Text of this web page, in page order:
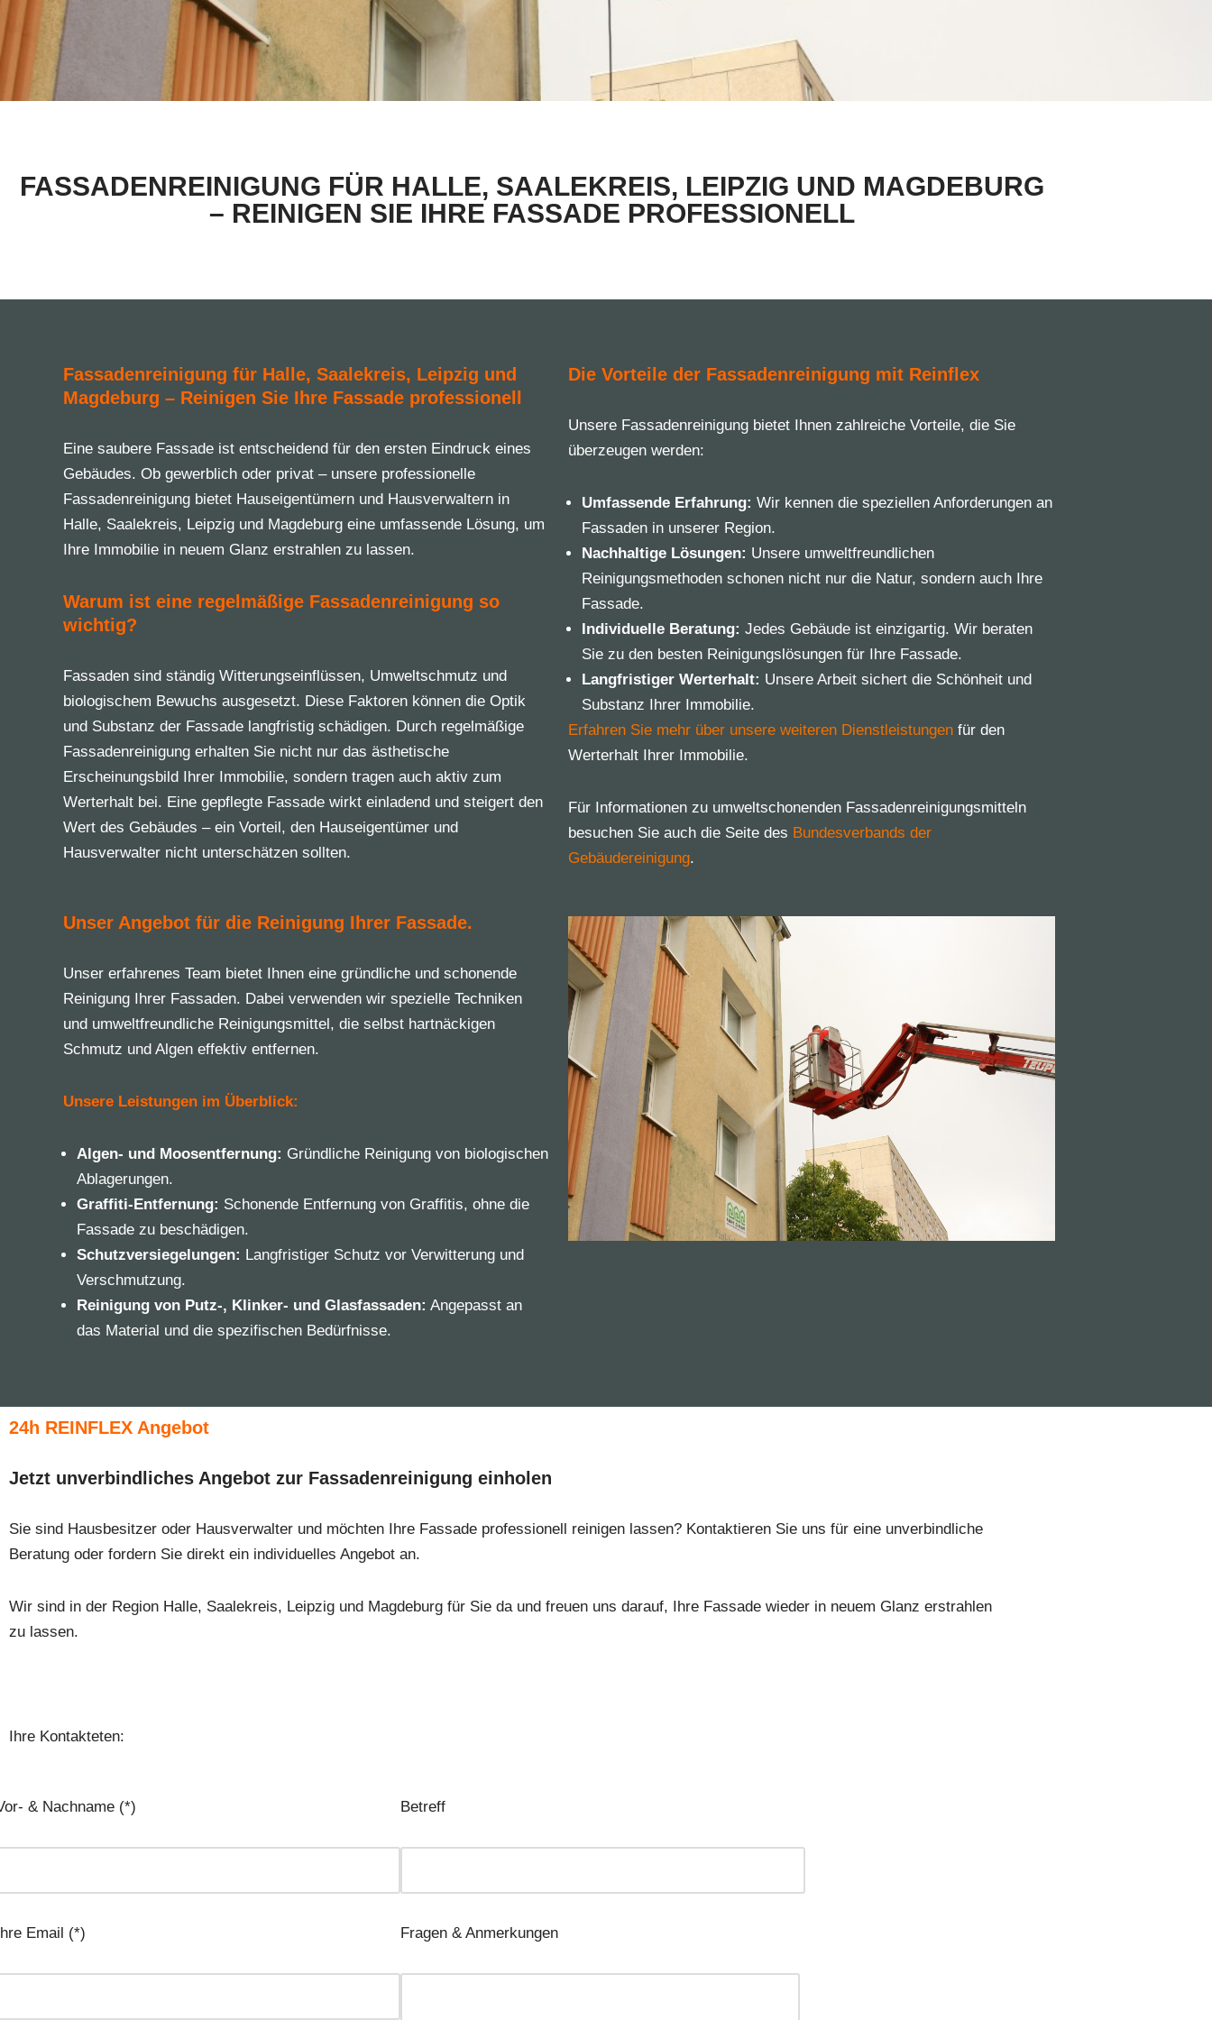
FASSADENREINIGUNG FÜR HALLE, SAALEKREIS, LEIPZIG UND MAGDEBURG
– REINIGEN SIE IHRE FASSADE PROFESSIONELL
Fassadenreinigung für Halle, Saalekreis, Leipzig und
Magdeburg – Reinigen Sie Ihre Fassade professionell
Eine saubere Fassade ist entscheidend für den ersten Eindruck eines
Gebäudes. Ob gewerblich oder privat – unsere professionelle
Fassadenreinigung bietet Hauseigentümern und Hausverwaltern in
Halle, Saalekreis, Leipzig und Magdeburg eine umfassende Lösung, um
Ihre Immobilie in neuem Glanz erstrahlen zu lassen.
Warum ist eine regelmäßige Fassadenreinigung so
wichtig?
Fassaden sind ständig Witterungseinflüssen, Umweltschmutz und
biologischem Bewuchs ausgesetzt. Diese Faktoren können die Optik
und Substanz der Fassade langfristig schädigen. Durch regelmäßige
Fassadenreinigung erhalten Sie nicht nur das ästhetische
Erscheinungsbild Ihrer Immobilie, sondern tragen auch aktiv zum
Werterhalt bei. Eine gepflegte Fassade wirkt einladend und steigert den
Wert des Gebäudes – ein Vorteil, den Hauseigentümer und
Hausverwalter nicht unterschätzen sollten.
Unser Angebot für die Reinigung Ihrer Fassade.
Unser erfahrenes Team bietet Ihnen eine gründliche und schonende
Reinigung Ihrer Fassaden. Dabei verwenden wir spezielle Techniken
und umweltfreundliche Reinigungsmittel, die selbst hartnäckigen
Schmutz und Algen effektiv entfernen.
Unsere Leistungen im Überblick:
Algen- und Moosentfernung: Gründliche Reinigung von biologischen
Ablagerungen.
Graffiti-Entfernung: Schonende Entfernung von Graffitis, ohne die
Fassade zu beschädigen.
Schutzversiegelungen: Langfristiger Schutz vor Verwitterung und
Verschmutzung.
Reinigung von Putz-, Klinker- und Glasfassaden: Angepasst an
das Material und die spezifischen Bedürfnisse.
Die Vorteile der Fassadenreinigung mit Reinflex
Unsere Fassadenreinigung bietet Ihnen zahlreiche Vorteile, die Sie
überzeugen werden:
Umfassende Erfahrung: Wir kennen die speziellen Anforderungen an
Fassaden in unserer Region.
Nachhaltige Lösungen: Unsere umweltfreundlichen
Reinigungsmethoden schonen nicht nur die Natur, sondern auch Ihre
Fassade.
Individuelle Beratung: Jedes Gebäude ist einzigartig. Wir beraten
Sie zu den besten Reinigungslösungen für Ihre Fassade.
Langfristiger Werterhalt: Unsere Arbeit sichert die Schönheit und
Substanz Ihrer Immobilie.
Erfahren Sie mehr über unsere weiteren Dienstleistungen für den
Werterhalt Ihrer Immobilie.
Für Informationen zu umweltschonenden Fassadenreinigungsmitteln
besuchen Sie auch die Seite des Bundesverbands der
Gebäudereinigung.
24h REINFLEX Angebot
Jetzt unverbindliches Angebot zur Fassadenreinigung einholen
Sie sind Hausbesitzer oder Hausverwalter und möchten Ihre Fassade professionell reinigen lassen? Kontaktieren Sie uns für eine unverbindliche
Beratung oder fordern Sie direkt ein individuelles Angebot an.
Wir sind in der Region Halle, Saalekreis, Leipzig und Magdeburg für Sie da und freuen uns darauf, Ihre Fassade wieder in neuem Glanz erstrahlen
zu lassen.
Ihre Kontakteten:
& Nachname (*)
Email (*)
Betreff
Fragen & Anmerkungen